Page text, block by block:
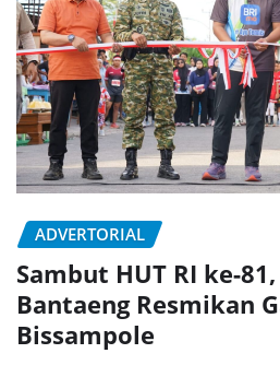
ADVERTORIAL
Sambut HUT RI ke-
Bantaeng Resmikan
Bissampole